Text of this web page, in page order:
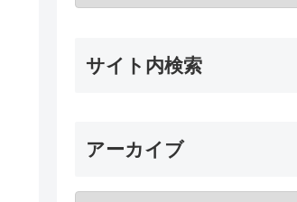
サイト内検索
アーカイブ